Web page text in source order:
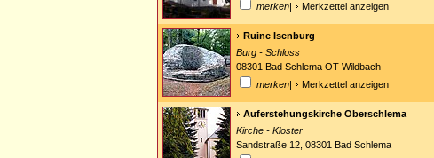
merken| Merkzettel anzeigen
Ruine Isenburg
Burg - Schloss
08301 Bad Schlema OT Wildbach
merken| Merkzettel anzeigen
Auferstehungskirche Oberschlema
Kirche - Kloster
Sandstraße 12, 08301 Bad Schlema